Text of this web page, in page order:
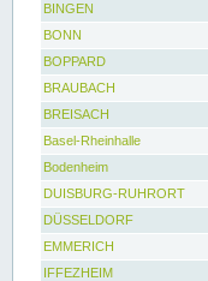
BINGEN
BONN
BOPPARD
BRAUBACH
BREISACH
Basel-Rheinhalle
Bodenheim
DUISBURG-RUHRORT
DÜSSELDORF
EMMERICH
IFFEZHEIM